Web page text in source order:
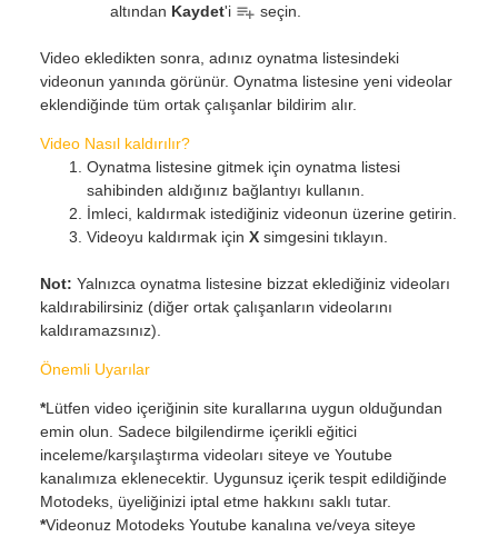
altından Kaydet'i seçin.
Video ekledikten sonra, adınız oynatma listesindeki
videonun yanında görünür. Oynatma listesine yeni videolar
eklendiğinde tüm ortak çalışanlar bildirim alır.
Video Nasıl kaldırılır?
Oynatma listesine gitmek için oynatma listesi
sahibinden aldığınız bağlantıyı kullanın.
İmleci, kaldırmak istediğiniz videonun üzerine getirin.
Videoyu kaldırmak için Xsimgesini tıklayın.
Not: Yalnızca oynatma listesine bizzat eklediğiniz videoları
kaldırabilirsiniz (diğer ortak çalışanların videolarını
kaldıramazsınız).
Önemli Uyarılar
*Lütfen video içeriğinin site kurallarına uygun olduğundan
emin olun. Sadece bilgilendirme içerikli eğitici
inceleme/karşılaştırma videoları siteye ve Youtube
kanalımıza eklenecektir. Uygunsuz içerik tespit edildiğinde
Motodeks, üyeliğinizi iptal etme hakkını saklı tutar.
*Videonuz Motodeks Youtube kanalına ve/veya siteye